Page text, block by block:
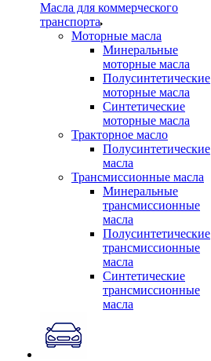
Масла для коммерческого
транспорта
Моторные масла
Минеральные
моторные масла
Полусинтетические
моторные масла
Синтетические
моторные масла
Тракторное масло
Полусинтетические
масла
Трансмиссионные масла
Минеральные
трансмиссионные
масла
Полусинтетические
трансмиссионные
масла
Синтетические
трансмиссионные
масла